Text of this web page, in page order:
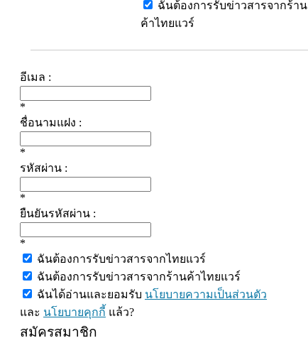
ฉันต้องการรับข่าวสารจากร้าน
ค้าไทยแวร์
อีเมล :
*
ชื่อนามแฝง :
*
รหัสผ่าน :
*
ยืนยันรหัสผ่าน :
*
ฉันต้องการรับข่าวสารจากไทยแวร์
ฉันต้องการรับข่าวสารจากร้านค้าไทยแวร์
ฉันได้อ่านและยอมรับ นโยบายความเป็นส่วนตัว
และ นโยบายคุกกี้ แล้ว?
สมัครสมาชิก